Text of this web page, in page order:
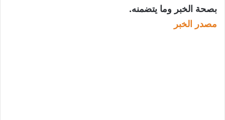
بصحة الخبر وما يتضمنه.
مصدر الخبر